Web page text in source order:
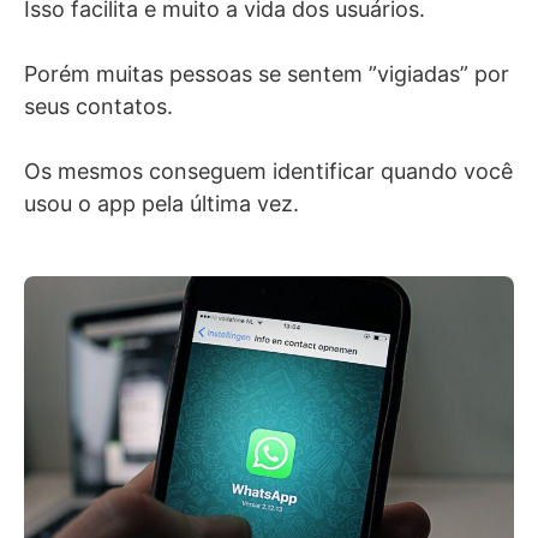
Isso facilita e muito a vida dos usuários.
Porém muitas pessoas se sentem ”vigiadas” por
seus contatos.
Os mesmos conseguem identificar quando você
usou o app pela última vez.